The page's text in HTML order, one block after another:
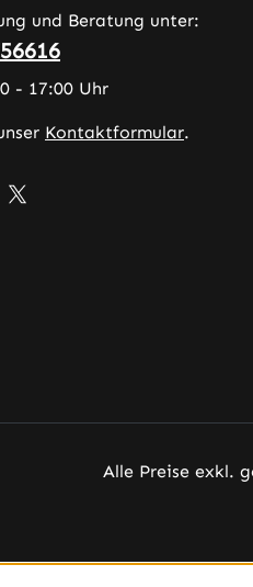
und Beratung unter:
- 17:00 Uhr
Kontaktformular.
auf Facebook – öffnet in
Instagram vorbei – öffnet
dich auf Pinterest
Folge uns auf X – öffnet in
Alle Preise exkl.